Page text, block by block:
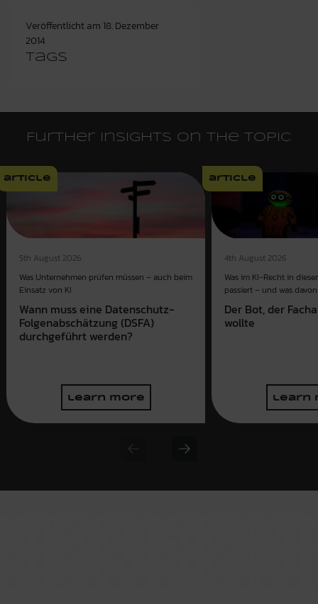
Veröffentlicht am 18. Dezember
2014
Tags
Further insights on the topic
article
5th August 2026
Was Unternehmen prüfen müssen – auch beim
Einsatz von KI
Wann muss eine Datenschutz-
Folgenabschätzung (DSFA)
durchgeführt werden?
learn more
article
4th August 2026
Was im KI-Recht in
passiert – und was
Der Bot, der
wollte
learn
Previous slide
Next slide